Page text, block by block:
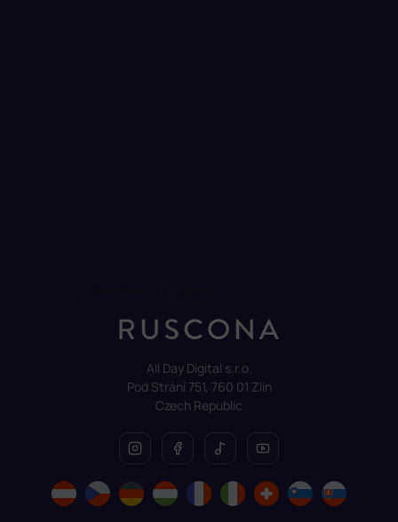
All Day Digital s.r.o.
Pod Strání 751, 760 01 Zlín
Czech Republic